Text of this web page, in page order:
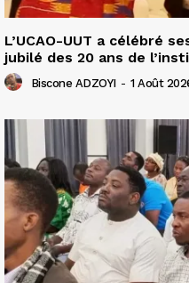
L’UCAO-UUT a célébré
jubilé des 20 ans de
Biscone ADZOYI - 1 Août